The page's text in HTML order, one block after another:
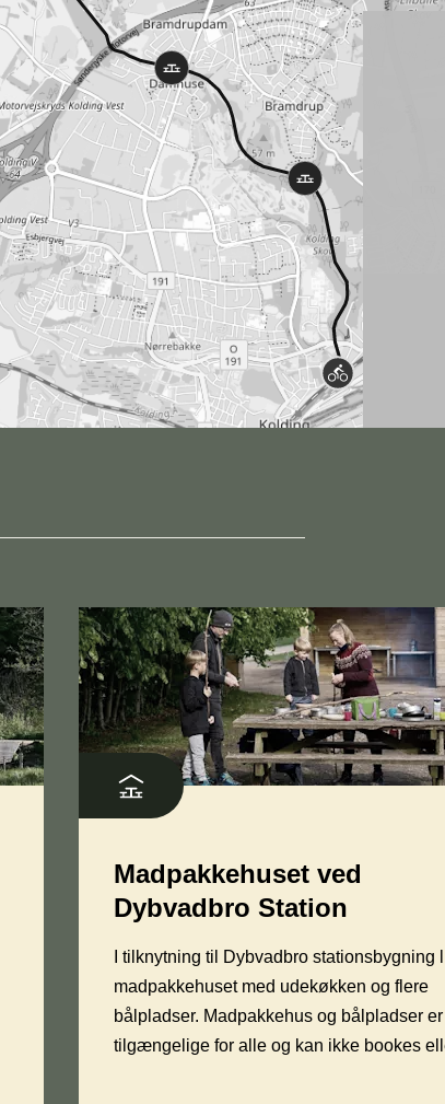
Madpakkehuset ved
Dybvadbro Station
I tilknytning til Dybvadbro stationsbygning
madpakkehuset med udekøkken og flere
bålpladser. Madpakkehus og bålpladser er
tilgængelige for alle og kan ikke bookes